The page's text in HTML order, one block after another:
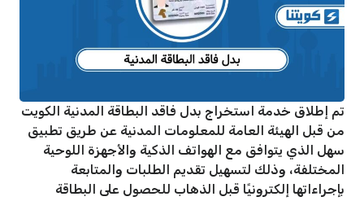
تم إطلاق خدمة استخراج بدل فاقد البطاقة المدنية الكويت
من قبل الهيئة العامة للمعلومات المدنية عن طريق تطبيق
سهل الذي يتوافق مع الهواتف الذكية والأجهزة اللوحية
المختلفة، وذلك لتسهيل تقديم الطلبات والمتابعة
بإجراءاتها إلكترونيًا قبل الذهاب للحصول على البطاقة